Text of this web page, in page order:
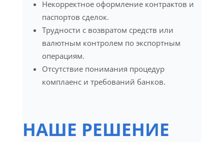
Некорректное оформление контрактов и
паспортов сделок.
Трудности с возвратом средств или
валютным контролем по экспортным
операциям.
Отсутствие понимания процедур
комплаенс и требований банков.
НАШЕ РЕШЕНИЕ